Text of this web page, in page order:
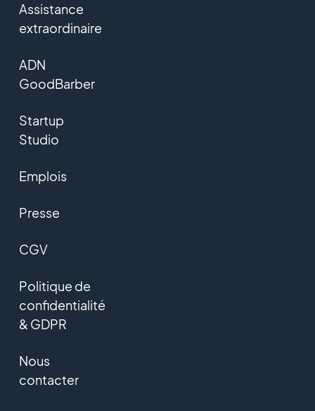
Assistance
extraordinaire
ADN
GoodBarber
Startup
Studio
Emplois
Presse
CGV
Politique de
confidentialité
& GDPR
Nous
contacter